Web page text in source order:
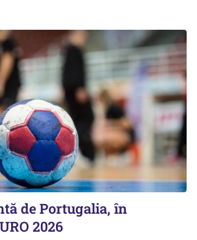
de Portugalia, în
2026